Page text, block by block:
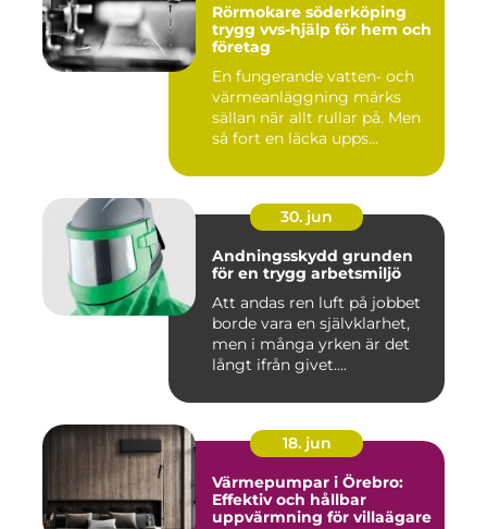
Rörmokare söderköping
trygg vvs-hjälp för hem och
företag
En fungerande vatten- och
värmeanläggning märks
sällan när allt rullar på. Men
så fort en läcka upps...
30. jun
Andningsskydd grunden
för en trygg arbetsmiljö
Att andas ren luft på jobbet
borde vara en självklarhet,
men i många yrken är det
långt ifrån givet....
18. jun
Värmepumpar i Örebro:
Effektiv och hållbar
uppvärmning för villaägare